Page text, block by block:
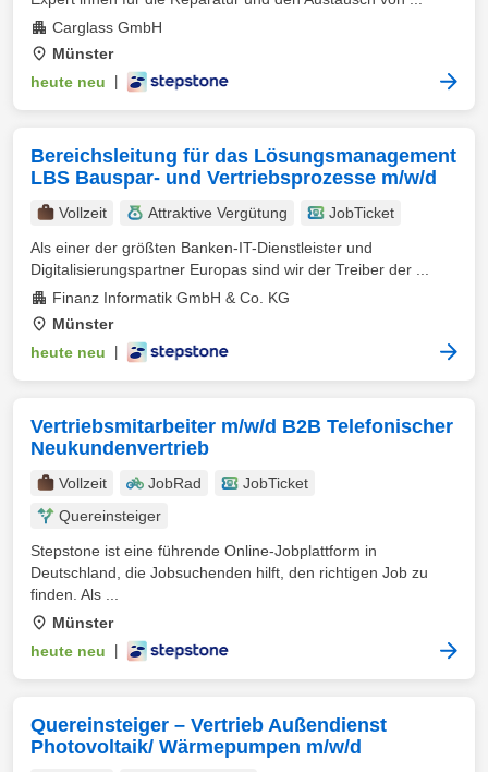
Carglass GmbH
Münster
heute neu
Bereichsleitung für das Lösungsmanagement
LBS Bauspar- und Vertriebsprozesse m/w/d
Vollzeit Attraktive Vergütung
JobTicket
Als einer der größten Banken-IT-Dienstleister und
Digitalisierungspartner Europas sind wir der Treiber der ...
Finanz Informatik GmbH & Co. KG
Münster
heute neu
Vertriebsmitarbeiter m/w/d B2B Telefonischer
Neukundenvertrieb
Vollzeit JobRad
JobTicket
Quereinsteiger
Stepstone ist eine führende Online-Jobplattform in
Deutschland, die Jobsuchenden hilft, den richtigen Job zu
finden. Als ...
Münster
heute neu
Quereinsteiger – Vertrieb Außendienst
Photovoltaik/ Wärmepumpen m/w/d